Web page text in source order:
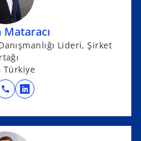
n
a
n
e
w
t
b
Mataracı
Lideri, Şirket
Türkiye
call
o
e